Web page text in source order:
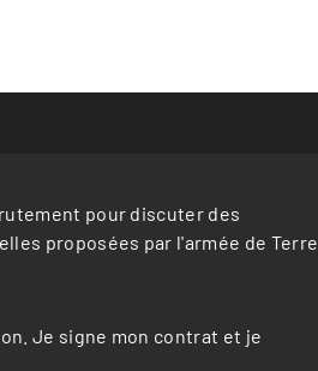
pour discuter des
proposées par l'armée de Terre.
Je signe mon contrat et je